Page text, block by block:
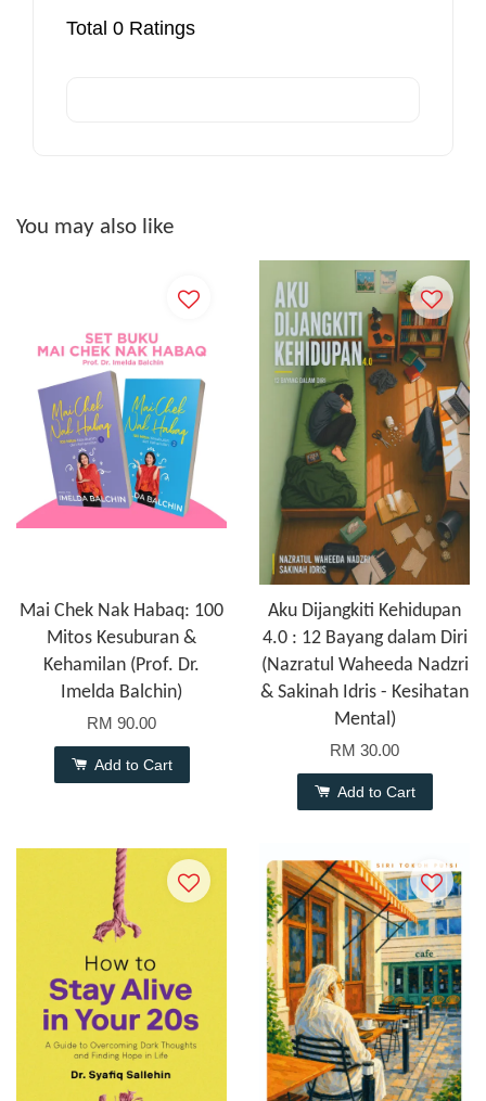
Total 0 Ratings
You may also like
Mai Chek Nak Habaq: 100
Mitos Kesuburan &
Kehamilan (Prof. Dr.
Imelda Balchin)
RM 90.00
Add to Cart
Aku Dijangkiti Kehidupan
4.0 : 12 Bayang dalam Diri
(Nazratul Waheeda Nadzri
& Sakinah Idris - Kesihatan
Mental)
RM 30.00
Add to Cart